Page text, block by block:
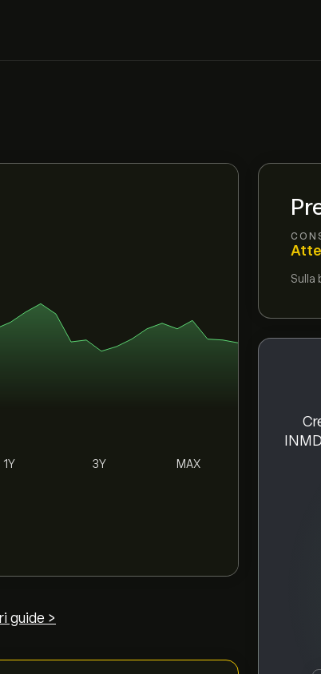
Sulla
1Y 3Y MAX
guide >